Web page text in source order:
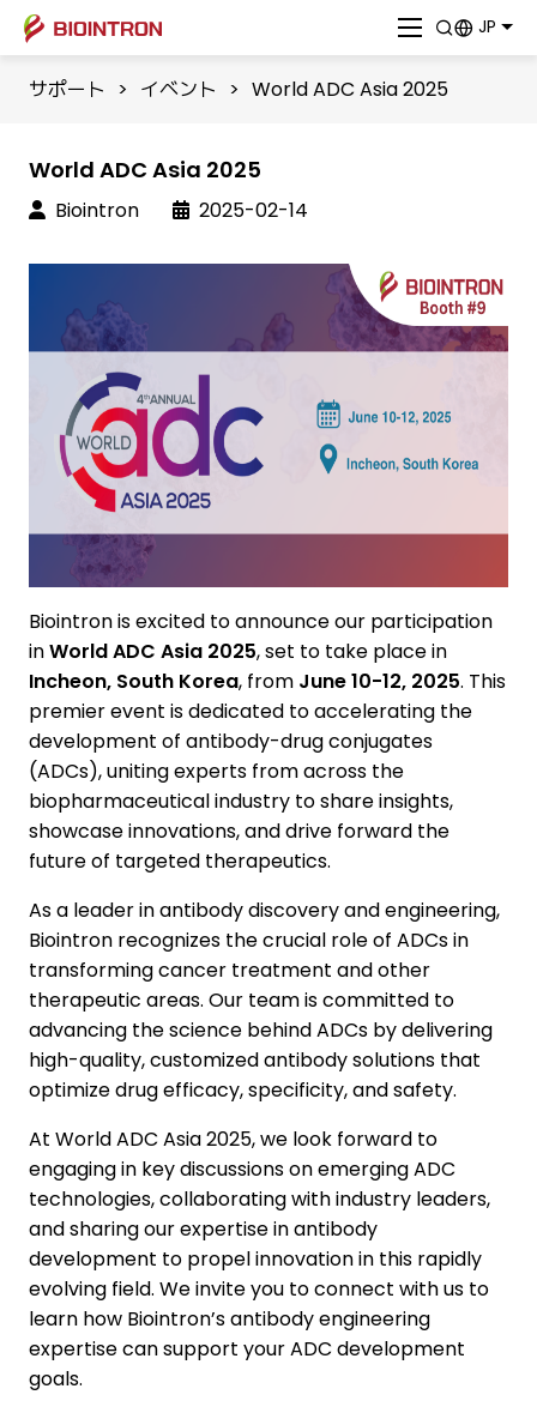
JP
サポート > イベント > World ADC Asia 2025
World ADC Asia 2025
Biointron 2025-02-14
Biointron is excited to announce our participation
inWorld ADC Asia 2025, set to take place in
Incheon, South Korea, from June 10-12, 2025. This
premier event is dedicated to accelerating the
development of antibody-drug conjugates
(ADCs), uniting experts from across the
biopharmaceutical industry to share insights,
showcase innovations, and drive forward the
future of targeted therapeutics.
As a leader in antibody discovery and engineering,
Biointron recognizes the crucial role of ADCs in
transforming cancer treatment and other
therapeutic areas. Our team is committed to
advancing the science behind ADCs by delivering
high-quality, customized antibody solutions that
optimize drug efficacy, specificity, and safety.
At World ADC Asia 2025, we look forward to
engaging in key discussions on emerging ADC
technologies, collaborating with industry leaders,
and sharing our expertise in antibody
development to propel innovation in this rapidly
evolving field. We invite you to connect with us to
learn how Biointron’s antibody engineering
expertise can support your ADC development
goals.